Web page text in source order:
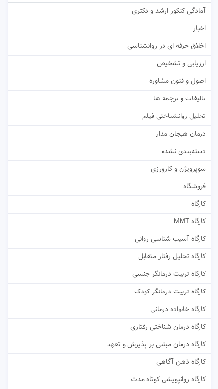
آمادگی کنکور ارشد و دکتری
اخبار
اخلاق حرفه ای در روانشناسی
ارزیابی و تشخیص
اصول و فنون مشاوره
تالیفات و ترجمه ها
تحلیل روانشناختی فیلم
درمان هیجان مدار
دسته‌بندی نشده
سوپرویژن و کارورزی
فروشگاه
کارگاه
کارگاه MMT
کارگاه آسیب شناسی روانی
کارگاه تحلیل رفتار متقابل
کارگاه تربیت درمانگر جنسی
کارگاه تربیت درمانگر کودک
کارگاه خانواده درمانی
کارگاه درمان شناختی رفتاری
کارگاه درمان مبتنی بر پذیرش و تعهد
کارگاه ذهن آگاهی
کارگاه روانپویشی کوتاه مدت